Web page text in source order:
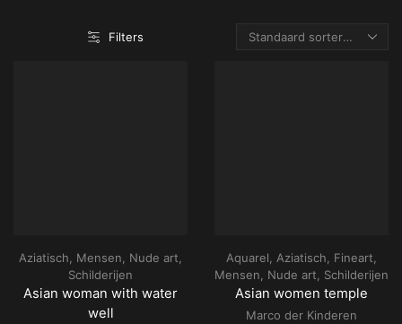
Filters
Aziatisch Mensen Nude art
Schilderijen
Asian woman with water
well
Aquarel Aziatisch Fineart
Mensen
Nude art Schilderijen
Asian women temple
Marco der Kinderen